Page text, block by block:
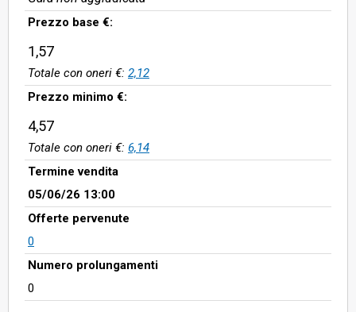
Prezzo base €:
1,57
Totale con oneri €: 2,12
Prezzo minimo €:
4,57
Totale con oneri €: 6,14
Termine vendita
05/06/26 13:00
Offerte pervenute
0
Numero prolungamenti
0